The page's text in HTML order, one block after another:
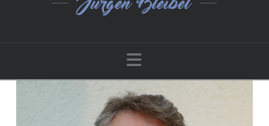
Navigation